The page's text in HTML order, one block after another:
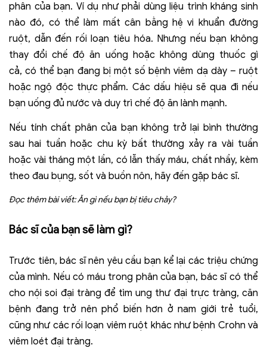
phân của bạn. Ví dụ như phải dùng liệu trình kháng sinh
nào đó, có thể làm mất cân bằng hệ vi khuẩn đường
ruột, dẫn đến rối loạn tiêu hóa. Nhưng nếu bạn không
thay đổi chế độ ăn uống hoặc không dùng thuốc gì
cả, có thể bạn đang bị một số bệnh viêm dạ dày – ruột
hoặc ngộ độc thực phẩm. Các dấu hiệu sẽ qua đi nếu
bạn uống đủ nước và duy trì chế độ ăn lành mạnh.
Nếu tính chất phân của bạn không trở lại bình thường
sau hai tuần hoặc chu kỳ bất thường xảy ra vài tuần
hoặc vài tháng một lần, có lẫn thấy máu, chất nhầy, kèm
theo đau bụng, sốt và buồn nôn, hãy đến gặp bác sĩ.
Đọc thêm bài viết:Ăn gì nếu bạn bị tiêu chảy?
Bác sĩ của bạnsẽ làm gì?
Trước tiên, bác sĩ nên yêu cầu bạn kể lại các triệu chứng
của mình. Nếu có máu trong phân của bạn, bác sĩ có thể
cho nội soi đại tràng để tìm ung thư đại trực tràng, căn
bệnh đang trở nên phổ biến hơn ở nam giới trẻ tuổi,
cũng như các rối loạn viêm ruột khác như bệnh Crohn và
viêm loét đại tràng.